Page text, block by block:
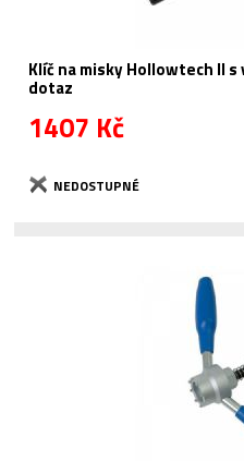
Klíč na misky Hollowtech II
dotaz
1407 Kč
NEDOSTUPNÉ